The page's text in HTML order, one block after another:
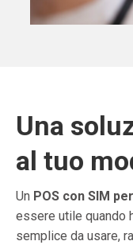
Una
al tuo
Un POS con SIM
essere utile quando
semplice da usare,